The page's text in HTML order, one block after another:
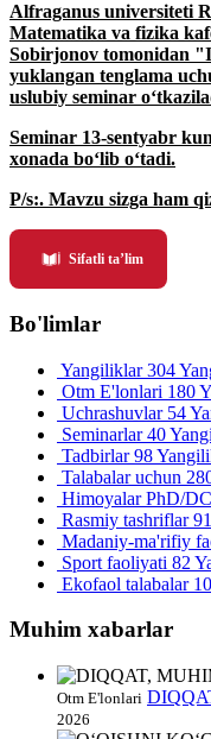
Alfraganus universiteti
Matematika va fizika
Sobirjonov tomonidan
yuklangan tenglama
uslubiy seminar
Seminar 13-sentyabr
xonada bo‘lib o‘tadi.
P/s:. Mavzu sizga ham
Sifatli ta’lim
Bo'limlar
Yangiliklar304
Otm E'lonlari 180
Uchrashuvlar 54
Seminarlar40
Tadbirlar98
Talabalar uchun
Himoyalar PhD/
Rasmiy tashriflar
Madaniy-ma'rifiy
Sport faoliyati 82
Ekofaol talabalar
Muhim xabarlar
Otm E'lonlari
2026